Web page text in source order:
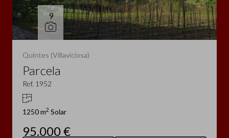
9
Quintes (Villaviciosa)
Parcela
Ref. 1952
1250 m2 Solar
95.000 €